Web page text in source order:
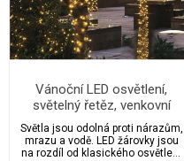
Vánoční LED osvětlení,
světelný řetěz, venkovní
2000 ks/205 m
Světla jsou odolná proti nárazům,
mrazu a vodě. LED žárovky jsou
na rozdíl od klasického osvětlení